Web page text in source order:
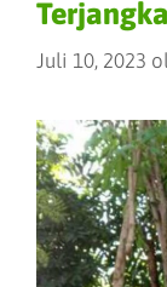
Juli 10, 2023